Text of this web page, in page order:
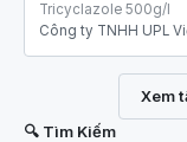
Tricyclazole 500g/l
Công ty TNHH UPL
Xem
🔍 Tìm Kiếm